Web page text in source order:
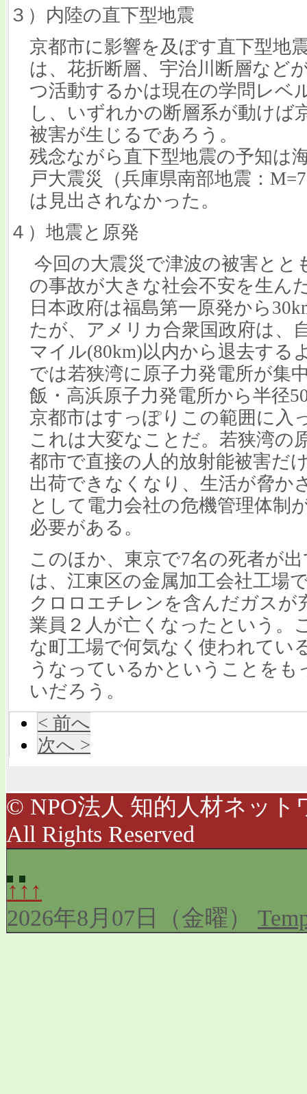
３）内陸の直下型地震
京都市に影響を及ぼす直下型地
は、花折断層、宇治川断層など
つ活動するかは現在の学問レベ
し、いずれかの断層系が動けば
被害が生じるであろう。
残念ながら直下型地震の予知は
戸大震災（兵庫県南部地震：
は見出されなかった。
４）地震と原発
今回の大震災で津波の被害とと
の事故が大きな社会不安を生ん
日本政府は福島第一原発から
たが、アメリカ合衆国政府は、
マイル(80km)以内から退去する
では若狭湾に原子力発電所が集
飯・高浜原子力発電所から半径
京都市はすっぽりこの範囲に入
これは大変なことだ。若狭湾の
都市で直接の人的放射能被害だ
出荷できなくなり、生活が脅か
として電力会社の危機管理体制
必要がある。
このほか、東京で7名の死者が
は、江東区の金属加工会社工場
クロロエチレンを含んだガスが
業員２人が亡くなったという。
な町工場で何気なく使われてい
うなっているかということを
いだろう。
< 前へ
次へ >
© NPO法人 知的人材ネット
All Rights Reserved
↑↑↑
2026年8月07日（金曜）